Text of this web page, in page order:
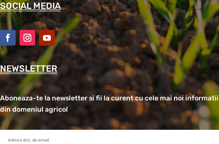
SOCIAL MEDIA
NEWSLETTER
Aboneaza-te la newsletter si fii la curent cu cele mai noi informatii
din domeniul agricol